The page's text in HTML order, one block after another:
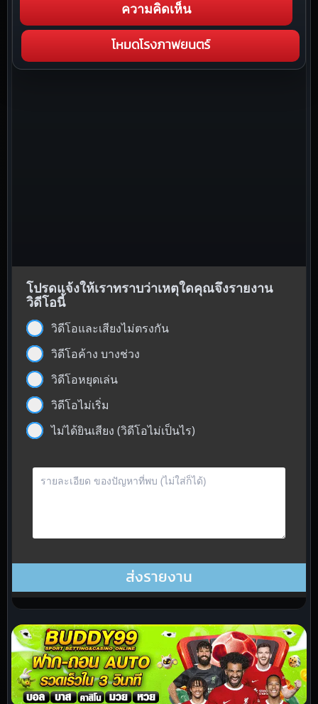
ความคิดเห็น
โหมดโรงภาพยนตร์
โปรดแจ้งให้เราทราบว่าเหตุใดคุณจึงรายงาน
วิดีโอนี้
วิดีโอและเสียงไม่ตรงกัน
วิดีโอค้าง บางช่วง
วิดีโอหยุดเล่น
วิดีโอไม่เริ่ม
ไม่ได้ยินเสียง (วิดีโอไม่เป็นไร)